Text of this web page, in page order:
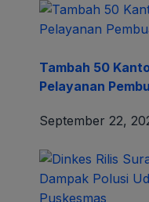
Tambah 50
Pelayanan
September 22,